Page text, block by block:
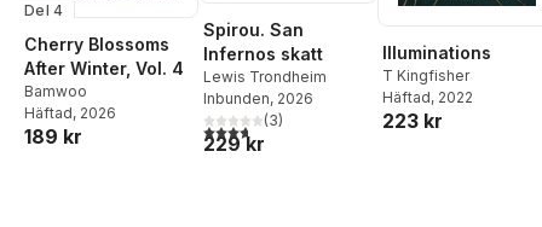
Del 4
Cherry Blossoms
After Winter, Vol. 4
Bamwoo
Häftad, 2026
189 kr
Spirou. San
Infernos skatt
Lewis Trondheim
Inbunden, 2026
3,7utav 5 stjärnor. Totalt antal röster:
(3)
229 kr
Illuminations
T Kingfisher
Häftad, 2022
223 kr